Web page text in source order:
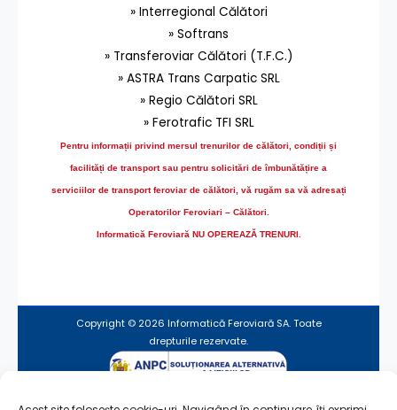
» Interregional Călători
» Softrans
» Transferoviar Călători (T.F.C.)
» ASTRA Trans Carpatic SRL
» Regio Călători SRL
» Ferotrafic TFI SRL
Pentru informații privind mersul trenurilor de călători, condiții și
facilități de transport sau pentru solicitări de îmbunătățire a
serviciilor de transport feroviar de călători, vă rugăm sa vă adresați
Operatorilor Feroviari – Călători.
Informatică Feroviară NU OPEREAZĂ TRENURI.
Copyright © 2026 Informatică Feroviară SA. Toate
drepturile rezervate.